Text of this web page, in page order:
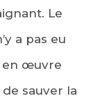
Le
a pas eu
en œuvre
sauver la